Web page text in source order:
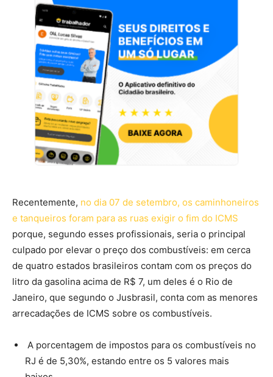
Recentemente, no dia 07 de setembro, os caminhoneiros
e tanqueiros foram para as ruas exigir o fim do ICMS
porque, segundo esses profissionais, seria o principal
culpado por elevar o preço dos combustíveis: em cerca
de quatro estados brasileiros contam com os preços do
litro da gasolina acima de R$ 7, um deles é o Rio de
Janeiro, que segundo o Jusbrasil, conta com as menores
arrecadações de ICMS sobre os combustíveis.
A porcentagem de impostos para os combustíveis no
RJ é de 5,30%, estando entre os 5 valores mais